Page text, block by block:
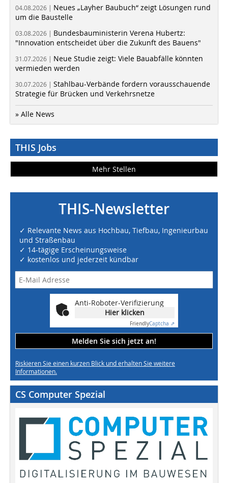
04.08.2026 | Neues „Layher Baubuch“ zeigt Lösungen rund
um die Baustelle
03.08.2026 | Bundesbauministerin Verena Hubertz:
"Innovation entscheidet über die Zukunft des Bauens"
31.07.2026 | Neue Studie zeigt: Viele Bauabfälle könnten
vermieden werden
30.07.2026 | Stahlbau-Verbände fordern vorausschauende
Strategie für Brücken und Verkehrsnetze
» Alle News
THIS Jobs
Mehr Stellen
THIS-Newsletter
✓ Relevante News aus Hochbau, Tiefbau, Ingenieurbau
und Straßenbau
✓ 14-tägige Erscheinungsweise
✓ kostenlos und jederzeit kündbar
Anti-Roboter-Verifizierung
Hier klicken
FriendlyCaptcha ⇗
Melden Sie sich jetzt an!
Riskieren Sie einen kurzen Blick und erhalten Sie weitere
Informationen.
CS Computer Spezial